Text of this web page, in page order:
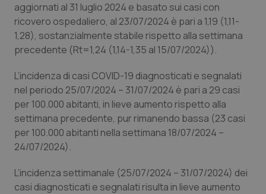
Toscana
Umbria
Valle D’Aosta
Veneto
Obesità
Oftalmologia
Oncodermatologia
Oncoematologia
Oncologia & Nutrizione
Psoriasi & pelle
aggiornati al 31 luglio 2024 e basato sui casi con
ricovero ospedaliero, al 23/07/2024 è pari a 1,19 (1,11-
1,28), sostanzialmente stabile rispetto alla settimana
precedente (Rt=1,24 (1,14-1,35 al 15/07/2024)).
L’incidenza di casi COVID-19 diagnosticati e segnalati
nel periodo 25/07/2024 – 31/07/2024 è pari a 29 casi
per 100.000 abitanti, in lieve aumento rispetto alla
settimana precedente, pur rimanendo bassa (23 casi
per 100.000 abitanti nella settimana 18/07/2024 –
24/07/2024).
L’incidenza settimanale (25/07/2024 – 31/07/2024) dei
casi diagnosticati e segnalati risulta in lieve aumento